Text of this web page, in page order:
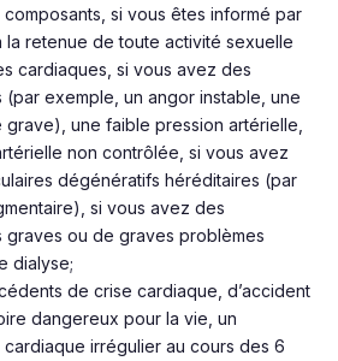
si vous êtes informé par
la retenue de toute activité sexuelle
cardiaques, si vous avez des
exemple, un angor instable, une
une faible pression artérielle,
non contrôlée, si vous avez
dégénératifs héréditaires (par
si vous avez des
graves ou de graves problèmes
dialyse;
de crise cardiaque, d’accident
dangereux pour la vie, un
irrégulier au cours des 6